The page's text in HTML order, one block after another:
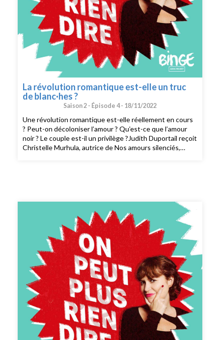
La révolution romantique est-elle un truc
de blanc·hes ?
Saison 2 - Épisode 4 - 18/11/2022
Une révolution romantique est-elle réellement en cours
? Peut-on décoloniser l’amour ? Qu’est-ce que l’amour
noir ? Le couple est-il un privilège ?Judith Duportail reçoit
Christelle Murhula, autrice de Nos amours silenciés,
On peut plus rien dire est un podcast de Binge Audio
animé par Judith Duportail. Réalisation : Quentin
Bresson. Production et édition : Charlotte Baix.
Générique : Josselin Bordat (musique) et Bonnie Banane
(voix). Identité graphique : Sébastien Brothier (Upian).
Direction des programmes : Joël Ronez. Direction de la
rédaction : David Carzon. Direction générale : Gabrielle
Boeri-Charles.